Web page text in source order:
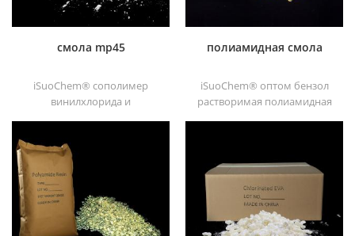
смола mp45
iSuoChem® сополимер
винилхлорида и
mp45. Это хороший тип
хлорированного
связующего,
разработанный для
печатной краски и тяжелых
антикоррозийных красок
полиамидная смола
iSuoChem® оптом бензол
растворимая полиамидная